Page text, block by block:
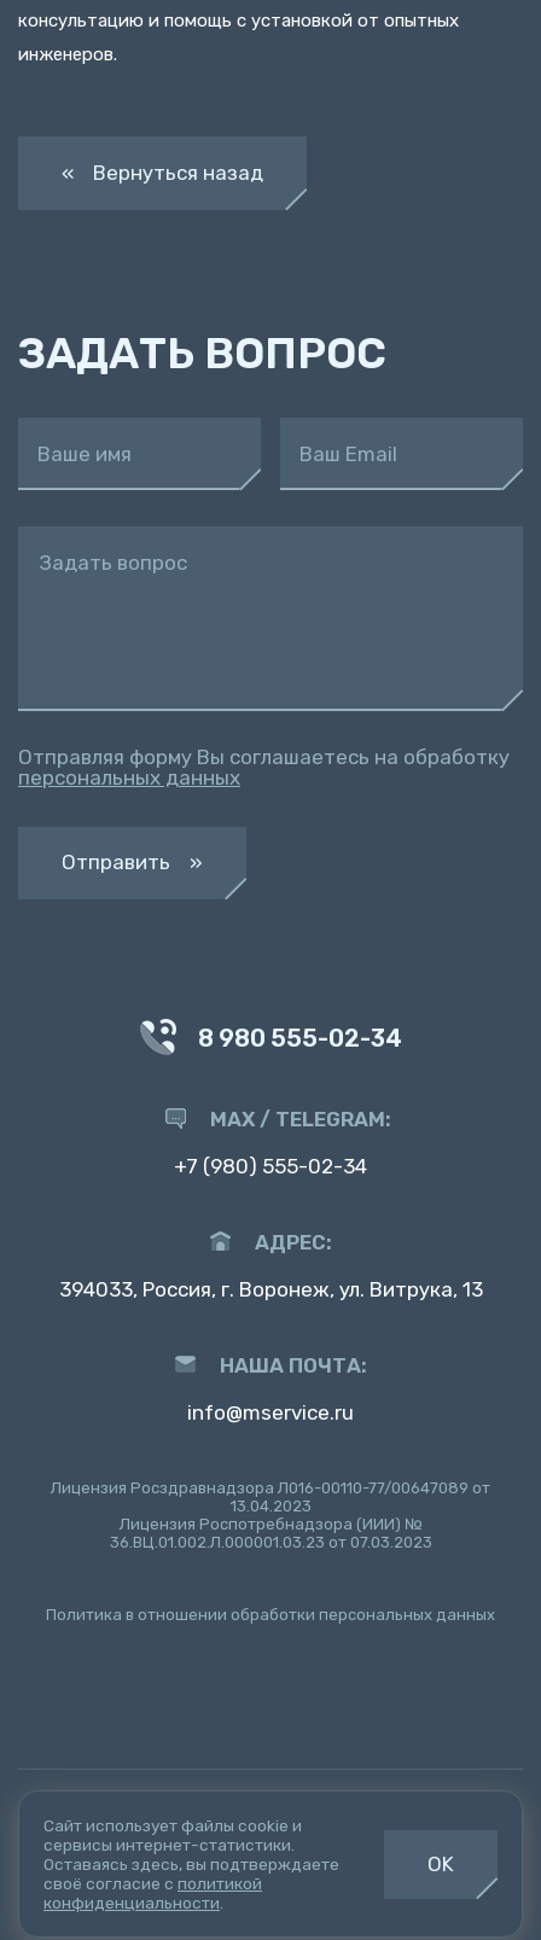
консультацию и помощь с установкой от опытных
инженеров.
« Вернуться назад
ЗАДАТЬ ВОПРОС
Ваше имя Ваш Email
Задать вопрос
Отправляя форму Вы соглашаетесь на обработку
персональных данных
Отправить »
8 980 555-02-34
MAX / TELEGRAM:
+7 (980) 555-02-34
АДРЕС:
394033, Россия, г. Воронеж, ул. Витрука, 13
НАША ПОЧТА:
info@mservice.ru
Лицензия Росздравнадзора Л016-00110-77/00647089 от
13.04.2023
Лицензия Роспотребнадзора (ИИИ) №
36.ВЦ.01.002.Л.000001.03.23 от 07.03.2023
Политика в отношении обработки персональных данных
Создание сайта- Веб-студия "Алькор"
Мы в соц. сетях:
Сайт использует файлы cookie и
сервисы интернет-статистики.
Оставаясь здесь, вы подтверждаете
своё согласие с политикой
конфиденциальности
OK